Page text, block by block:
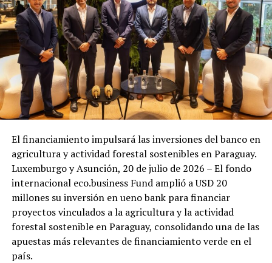
El financiamiento impulsará las inversiones del banco en
agricultura y actividad forestal sostenibles en Paraguay.
Luxemburgo y Asunción, 20 de julio de 2026 – El fondo
internacional eco.business Fund amplió a USD 20
millones su inversión en ueno bank para financiar
proyectos vinculados a la agricultura y la actividad
forestal sostenible en Paraguay, consolidando una de las
apuestas más relevantes de financiamiento verde en el
país.